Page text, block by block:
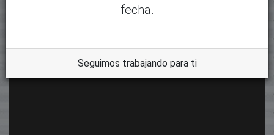
fecha.
Seguimos trabajando para ti